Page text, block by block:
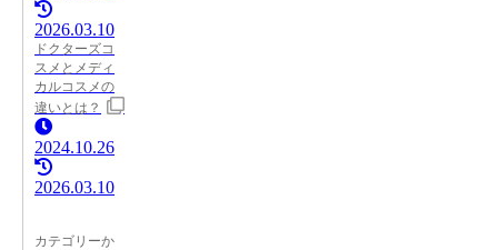
2026.03.10
ドクターズコ
スメとメディ
カルコスメの
違いとは？
2024.10.26
2026.03.10
カテゴリーか